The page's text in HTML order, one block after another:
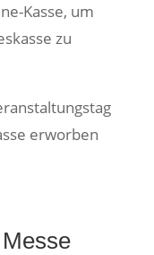
Kasse, um
zu
erworben